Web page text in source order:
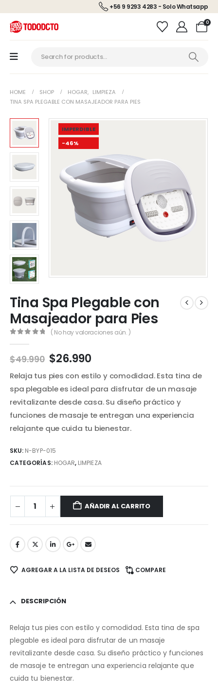
+56 9 9293 4283 - Solo Whatsapp
0
HOME SHOP HOGAR, LIMPIEZA
TINA SPA PLEGABLE CON MASAJEADOR PARA PIES
IMPERDIBLE
-46%
Tina Spa Plegable con
Masajeador para Pies
( No hay valoraciones aún. )
$49.990 El
original
era:
$49.990.
$26.990El
actual
es:
$26.990.
Relaja tus pies con estilo y comodidad. Esta tina de
spa plegable es ideal para disfrutar de un masaje
revitalizante desde casa. Su diseño práctico y
funciones de masaje te entregan una experiencia
relajante que cuida tu bienestar.
SKU: N-BYP-015
CATEGORÍAS: HOGAR, LIMPIEZA
AÑADIR AL CARRITO
AGREGAR A LA LISTA DE DESEOS COMPARE
DESCRIPCIÓN
Relaja tus pies con estilo y comodidad. Esta tina de spa
plegable es ideal para disfrutar de un masaje
revitalizante desde casa. Su diseño práctico y funciones
de masaje te entregan una experiencia relajante que
cuida tu bienestar.